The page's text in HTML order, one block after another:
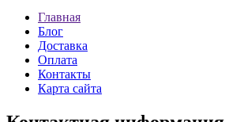
Главная
Блог
Доставка
Оплата
Контакты
Карта сайта